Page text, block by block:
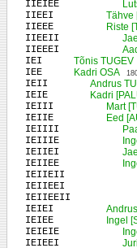
IIEIEE
IIEEI Tähve
IIEEE Riste
IIEEII
IIEEEI
IEI Tõnis TUGEV
IEE Kadri OSA
IEII Andrus
IEIE Kadri
IEIII Mart
IEIIE Eed
IEIIII
IEIIIE
IEIIEI
IEIIEE
IEIIEII
IEIIEEI
IEIIEEII
IEIEI
IEIEE Ingel
IEIEIE
IEIEEI